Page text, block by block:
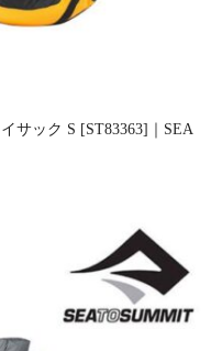
サック S [ST83363]｜SEA